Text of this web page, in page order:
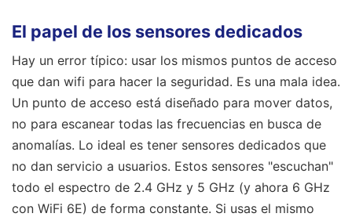
El papel de los sensores dedicados
Hay un error típico: usar los mismos puntos de acceso
que dan wifi para hacer la seguridad. Es una mala idea.
Un punto de acceso está diseñado para mover datos,
no para escanear todas las frecuencias en busca de
anomalías. Lo ideal es tener sensores dedicados que
no dan servicio a usuarios. Estos sensores "escuchan"
todo el espectro de 2.4 GHz y 5 GHz (y ahora 6 GHz
con WiFi 6E) de forma constante. Si usas el mismo